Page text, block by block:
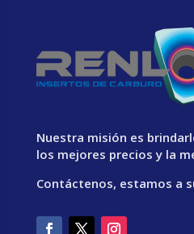
Nuestra misión es
los mejores precios y la
Contáctenos, estamos a